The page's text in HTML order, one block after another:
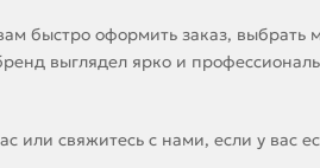
быстро оформить заказ,
выглядел ярко и
или свяжитесь с нами, если у вас